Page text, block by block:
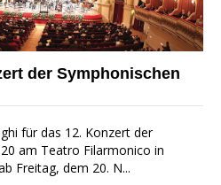
der Symphonischen
für das 12. Konzert der
am Teatro Filarmonico in
Freitag, dem 20. N...